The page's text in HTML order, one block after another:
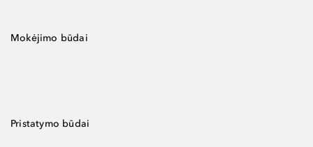
Mokėjimo būdai
Pristatymo būdai